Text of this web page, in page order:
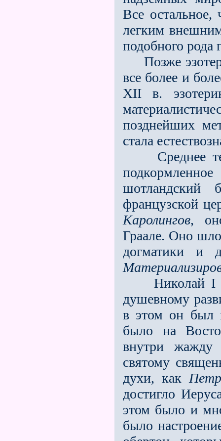
Всe
лeгким
подобного рода
Позже
всe более и
XII в.
позднейших
стала
Среднее
шотландский
французской
Каролингов,
Граале. Оно
догматики и
Николай I не
душевному
в этом он был
было на
внутри жажду
святому
духи, как
достигло
этом было и
было